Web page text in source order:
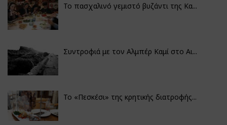
Το πασχαλινό γεμιστό βυζάντι της Κα...
Συντροφιά με τον Αλμπέρ Καμί στο Αι...
Το «Πεσκέσι» της κρητικής διατροφής...